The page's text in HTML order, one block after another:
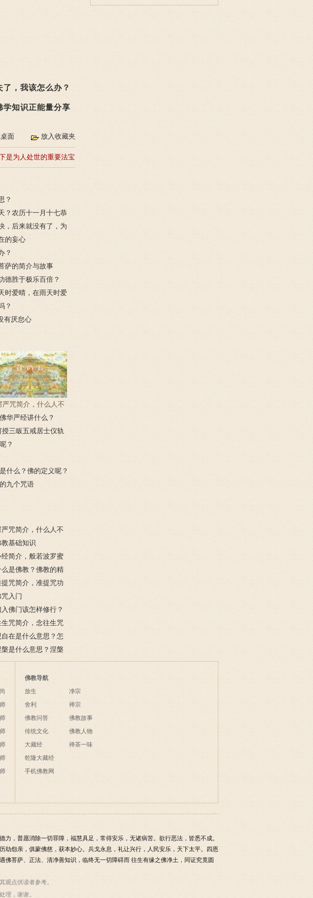
，我该怎么办？
学知识正能量分享
面 放入收藏夹
是为人处世的重要法宝
？
？农历十一月十七恭
，后来就没有了，为
的妄心
？
萨的简介与故事
德胜于极乐百倍？
时爱晴，在雨天时爱
？
有厌怠心
严咒简介，什么人不
能念楞严咒？
华严经讲什么？
三皈五戒居士仪轨
？
什么？佛的定义呢？
九个咒语
严咒简介，什么人不
楞严咒？
教基础知识
经简介，般若波罗蜜
经内容介绍
么是佛教？佛教的精
是什么？佛的定义
提咒简介，准提咒功
妙用
咒入门
入佛门该怎样修行？
生咒简介，念往生咒
意什么？
自在是什么意思？怎
解？
槃是什么意思？涅槃
种分类分别指什
佛教导航
放生
舍利
佛教问答
传统文化
大藏经
乾隆大藏经
手机佛教网
净宗
禅宗
佛教故事
佛教人物
禅茶一味
，普愿消除一切罪障，福慧具足，常得安乐，无诸病苦。欲行恶法，皆悉不成。
怨亲，俱蒙佛慈，获本妙心。兵戈永息，礼让兴行，人民安乐，天下太平。四恩
菩萨、正法、清净善知识，临终无一切障碍而 往生有缘之佛净土，同证究竟圆
观点供读者参考。
理，谢谢。